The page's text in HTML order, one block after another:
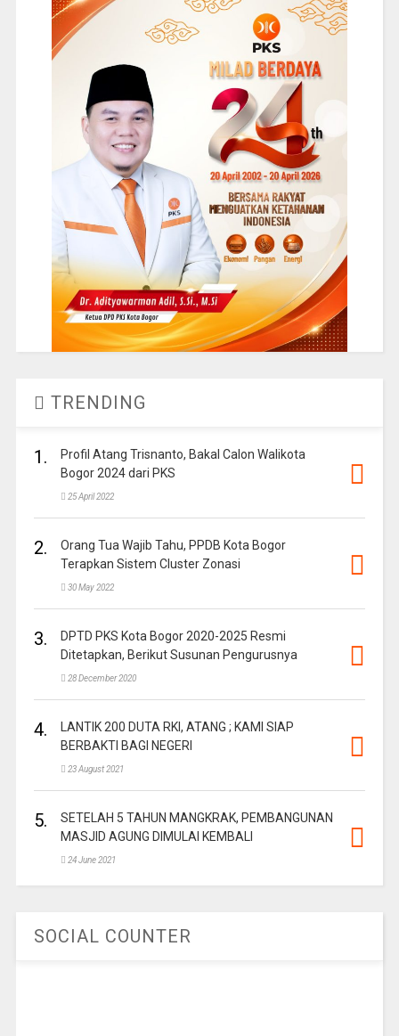
TRENDING
1.
Profil Atang Trisnanto, Bakal Calon Walikota
Bogor 2024 dari PKS
25 April 2022
2.
Orang Tua Wajib Tahu, PPDB Kota Bogor
Terapkan Sistem Cluster Zonasi
30 May 2022
3.
DPTD PKS Kota Bogor 2020-2025 Resmi
Ditetapkan, Berikut Susunan Pengurusnya
28 December 2020
4.
LANTIK 200 DUTA RKI, ATANG ; KAMI SIAP
BERBAKTI BAGI NEGERI
23 August 2021
5.
SETELAH 5 TAHUN MANGKRAK, PEMBANGUNAN
MASJID AGUNG DIMULAI KEMBALI
24 June 2021
SOCIAL COUNTER